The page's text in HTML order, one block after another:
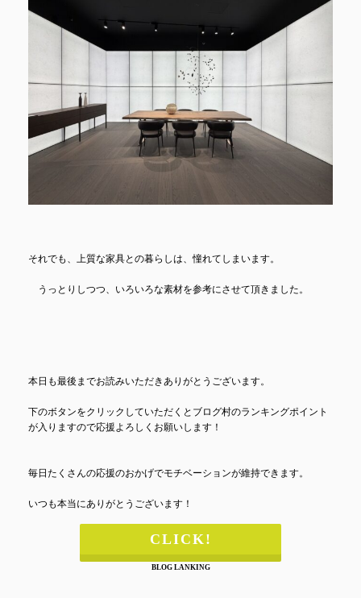
それでも、上質な家具との暮らしは、憧れてしまいます。
うっとりしつつ、いろいろな素材を参考にさせて頂きました。
本日も最後までお読みいただきありがとうございます。
下のボタンをクリックしていただくとブログ村のランキングポイント
が入りますので応援よろしくお願いします！
毎日たくさんの応援のおかげでモチベーションが維持できます。
いつも本当にありがとうございます！
CLICK!
BLOG LANKING